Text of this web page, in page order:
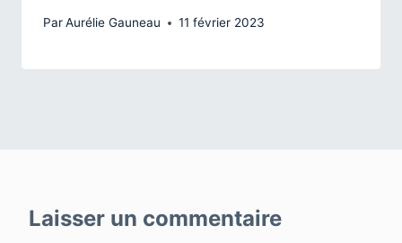
ParAurélie Gauneau 11 février 2023
Laisser un commentaire